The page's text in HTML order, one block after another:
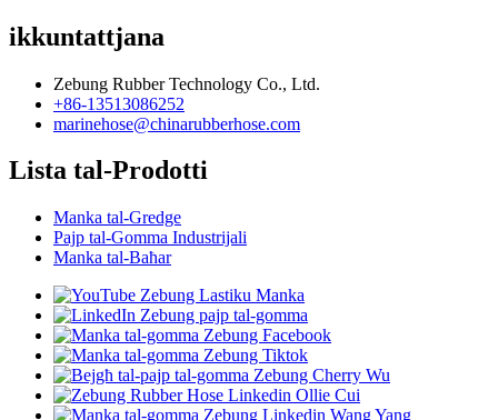
ikkuntattjana
Zebung Rubber Technology Co., Ltd.
+86-13513086252
marinehose@chinarubberhose.com
Lista tal-Prodotti
Manka tal-Gredge
Pajp tal-Gomma Industrijali
Manka tal-Baħar